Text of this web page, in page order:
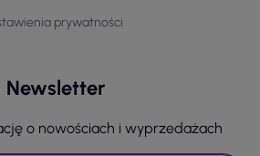
prywatności
Newsletter
o nowościach i wyprzedażach